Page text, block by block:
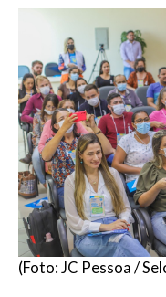
(Foto: JC Pessoa /